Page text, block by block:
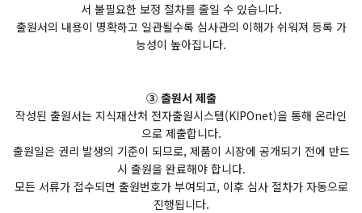
서 불필요한 보정 절차를 줄일 수 있습니다.
출원서의 내용이 명확하고 일관될수록 심사관의 이해가 쉬워져 등록 가
능성이 높아집니다.
③ 출원서 제출
작성된 출원서는 지식재산처 전자출원시스템(KIPOnet)을 통해 온라인
으로 제출합니다.
출원일은 권리 발생의 기준이 되므로, 제품이 시장에 공개되기 전에 반드
시 출원을 완료해야 합니다.
모든 서류가 접수되면 출원번호가 부여되고, 이후 심사 절차가 자동으로
진행됩니다.